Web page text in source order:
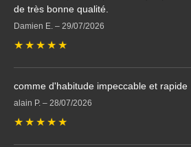
de très bonne qualité.
Damien E. – 29/07/2026
★ ★ ★ ★ ★
comme d'habitude impeccable et rapide
alain P. – 28/07/2026
★ ★ ★ ★ ★